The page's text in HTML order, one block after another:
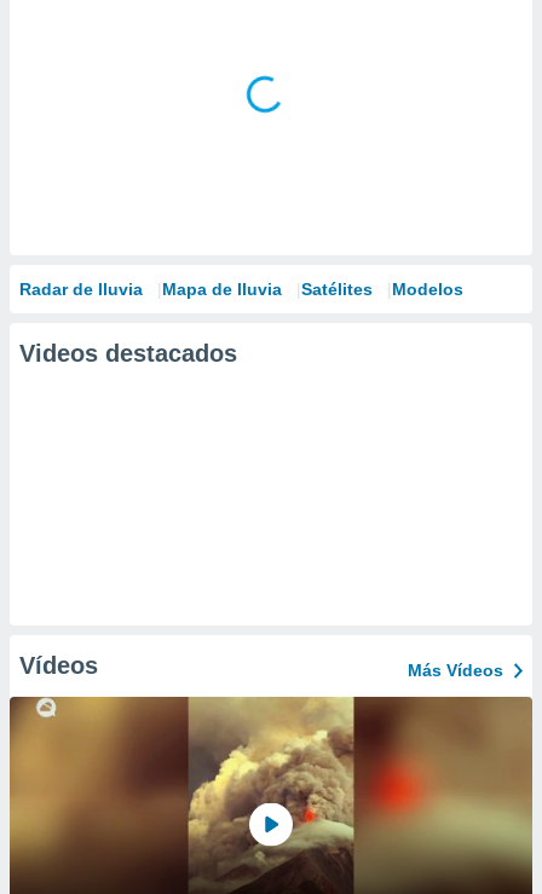
Radar de lluvia Mapa de lluvia Satélites Modelos
Videos destacados
Vídeos Más Vídeos